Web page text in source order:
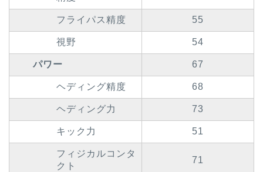
フライパス精度 55
視野 54
パワー 67
ヘディング精度 68
ヘディング力 73
キック力 51
フィジカルコンタ
クト
71